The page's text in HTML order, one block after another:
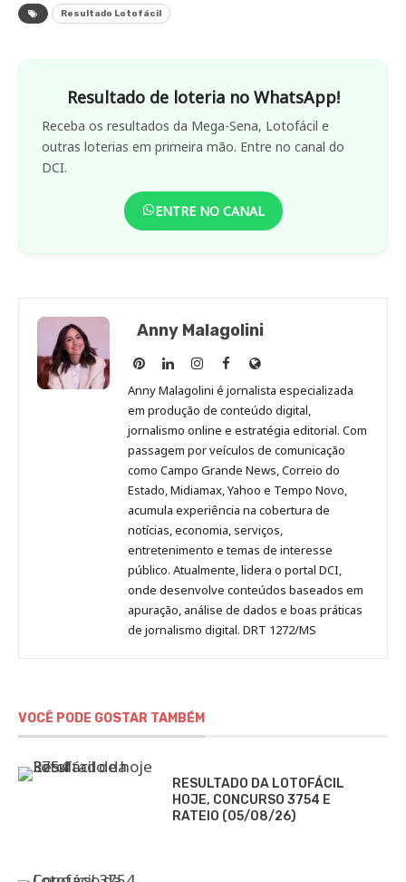
Resultado Lotofácil
Resultado de loteria no WhatsApp!
Receba os resultados da Mega-Sena, Lotofácil e
outras loterias em primeira mão. Entre no canal do
DCI.
ENTRE NO CANAL
Anny Malagolini
Anny
Malagolini
no
Pinterest
Anny
Malagolini
no
LinkedIn
Anny
Malagolini
no
Instagram
Anny
Malagolini
no
Facebook
Site
de
Anny
Malagolini
Anny Malagolini é jornalista especializada
em produção de conteúdo digital,
jornalismo online e estratégia editorial. Com
passagem por veículos de comunicação
como Campo Grande News, Correio do
Estado, Midiamax, Yahoo e Tempo Novo,
acumula experiência na cobertura de
notícias, economia, serviços,
entretenimento e temas de interesse
público. Atualmente, lidera o portal DCI,
onde desenvolve conteúdos baseados em
apuração, análise de dados e boas práticas
de jornalismo digital. DRT 1272/MS
VOCÊ PODE GOSTAR TAMBÉM
RESULTADO DA LOTOFÁCIL
HOJE, CONCURSO 3754 E
RATEIO (05/08/26)